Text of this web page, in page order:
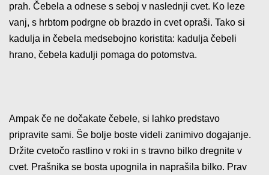
prah. Čebela a odnese s seboj v naslednji cvet. Ko leze
vanj, s hrbtom podrgne ob brazdo in cvet opraši. Tako si
kadulja in čebela medsebojno koristita: kadulja čebeli
hrano, čebela kadulji pomaga do potomstva.
Ampak če ne dočakate čebele, si lahko predstavo
pripravite sami. Še bolje boste videli zanimivo dogajanje.
Držite cvetočo rastlino v roki in s travno bilko dregnite v
cvet. Prašnika se bosta upognila in naprašila bilko. Prav